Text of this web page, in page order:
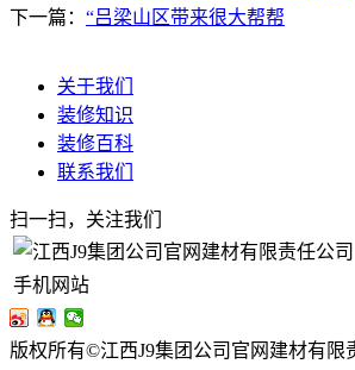
下一篇： “吕梁山区带来很大帮帮
关于我们
装修知识
装修百科
联系我们
扫一扫，关注我们
手机网站
版权所有©江西J9集团公司官网建材有限